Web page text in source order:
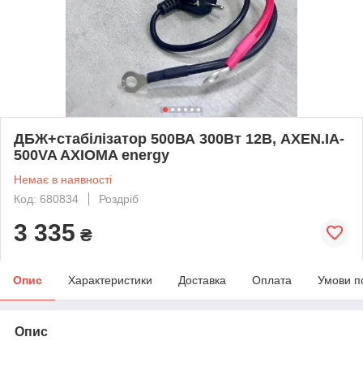
ДБЖ+стабілізатор 500ВА 300Вт 12В, AXEN.IA-
500VA AXIOMA energy
Немає в наявності
Код: 680834
Роздріб
3 335 ₴
Опис Характеристики Доставка Оплата Умови
Опис